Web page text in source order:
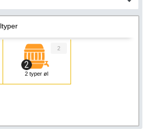
2 typer øl
2